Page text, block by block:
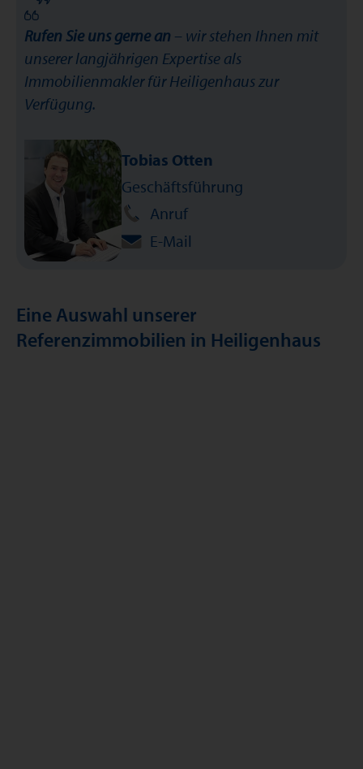
Rufen Sie uns gerne an – wir stehen Ihnen mit
unserer langjährigen Expertise als
Immobilienmakler für Heiligenhaus zur
Verfügung.
Tobias Otten
Geschäftsführung
Anruf
E-Mail
Eine Auswahl unserer
Referenzimmobilien in Heiligenhaus